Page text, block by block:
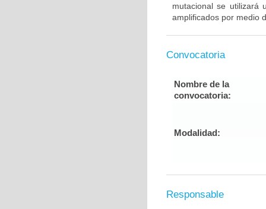
mutacional se utilizará
amplificados por medio
Convocatoria
Nombre de la
convocatoria:
Modalidad:
Responsable